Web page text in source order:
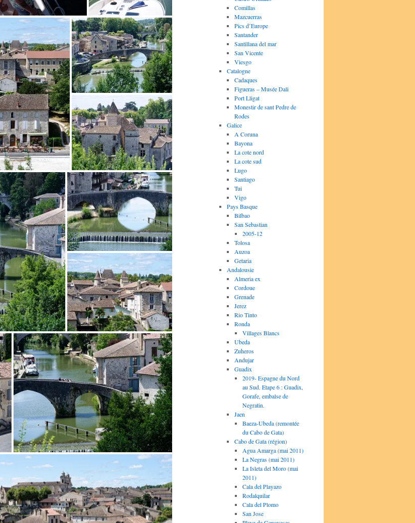
Comillas
Mazcuerras
Pics d’Europe
Santander
Santillana del mar
San Vicente
Viesgo
Catalogne
Cadaques
Figueras – Musée Dali
Port Lligat
Monestir de sant Pedre de
Rodes
Galice
A Coruna
Bayona
La cote nord
La cote sud
Lugo
Santiago
Tui
Vigo
Pays Basque
Bilbao
San Sebastian
2005-12
Tolosa
Auzoa
Getaria
Andalousie
Almeria ex
Cordoue
Grenade
Jerez
Rio Tinto
Ronda
Villages Blancs
Ubeda
Zuheros
Andujar
Guadix
2019- Espagne du Nord
au Sud. Etape 6 : Guadix,
Gorafe, embalse de
Negratin.
Jaen
Baeza-Ubeda (remontée
du Cabo de Gata)
Cabo de Gata (région)
Agua Amarga (mai 2011)
La Negras (mai 2011)
La Isleta del Moro (mai
2011)
Cala del Playazo
Rodalquilar
Cala del Plomo
San Jose